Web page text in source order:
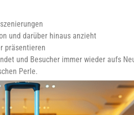
und darüber hinaus anzieht
präsentieren
und Besucher immer wieder aufs
Perle.